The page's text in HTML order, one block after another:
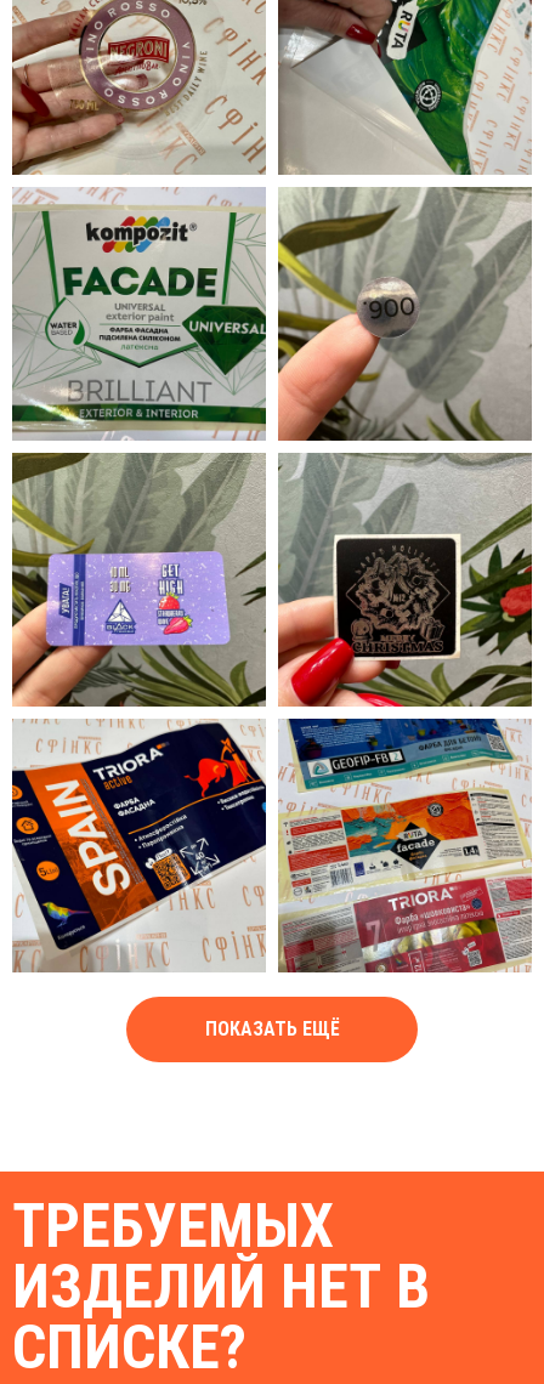
ПОКАЗАТЬ ЕЩЁ
ТРЕБУЕМЫХ
ИЗДЕЛИЙ НЕТ В
СПИСКЕ?